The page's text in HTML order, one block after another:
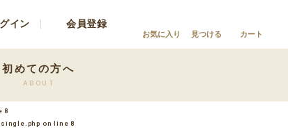
イン 会員登録
お気に入り 見つける カート
初めての方へ
ABOUT
8
on line 8